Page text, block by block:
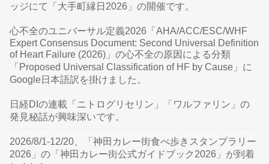
ッジにて「大手町縁日2026」の開催です。
心不全のユニバーサル定義2026「AHA/ACC/ESC/WHF
Expert Consensus Document: Second Universal Definition
of Heart Failure (2026)」の心不全の原因による分類
「Proposed Universal Classification of HF by Cause」に
Google日本語訳を掛けました。
日経DIの連載「ニトログリセリン」「ワルファリン」の
発見秘話が興味深いです。
2026/8/1-12/20、「神田カレー街食べ歩きスタンプラリー
2026」の「神田カレー街公式ガイドブック2026」が到着